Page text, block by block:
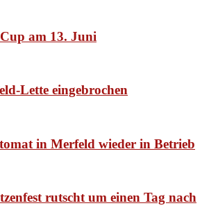
am 13. Juni
Lette eingebrochen
in Merfeld wieder in Betrieb
rutscht um einen Tag nach